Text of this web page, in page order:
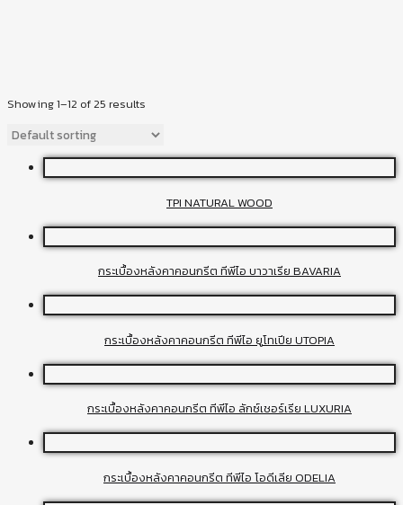
Showing 1–12 of 25 results
TPI NATURAL WOOD
กระเบื้องหลังคาคอนกรีต ทีพีไอ บาวาเรีย BAVARIA
กระเบื้องหลังคาคอนกรีต ทีพีไอ ยูโทเปีย UTOPIA
กระเบื้องหลังคาคอนกรีต ทีพีไอ ลักซ์เชอร์เรีย LUXURIA
กระเบื้องหลังคาคอนกรีต ทีพีไอ โอดีเลีย ODELIA